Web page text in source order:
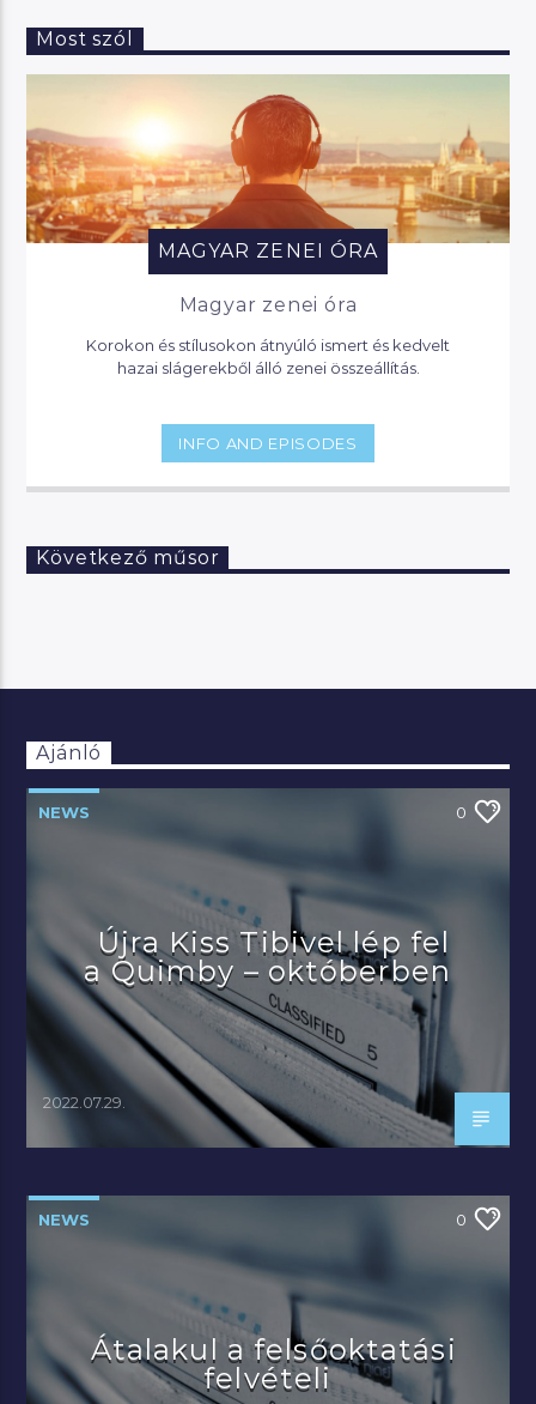
Most szól
MAGYAR ZENEI ÓRA
Magyar zenei óra
Korokon és stílusokon átnyúló ismert és kedvelt
hazai slágerekből álló zenei összeállítás.
INFO AND EPISODES
Következő műsor
Ajánló
NEWS 0
Újra Kiss Tibivel lép fel
a Quimby – októberben
2022.07.29.
NEWS 0
Átalakul a felsőoktatási
felvételi